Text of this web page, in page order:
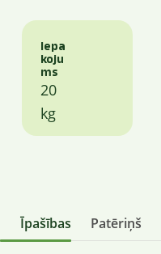
Iepa
koju
ms
20
kg
Īpašības Patēriņš